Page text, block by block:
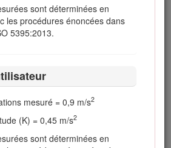
sont déterminées en
les procédures énoncées dans
5395:2013.
mesuré = 0,9 m/s2
(K) = 0,45 m/s2
sont déterminées en
avant de démarrer le
vous que tous les utilisateurs de
parfaitement le
les mains ou les pieds des
de protection, ou s'ils sont